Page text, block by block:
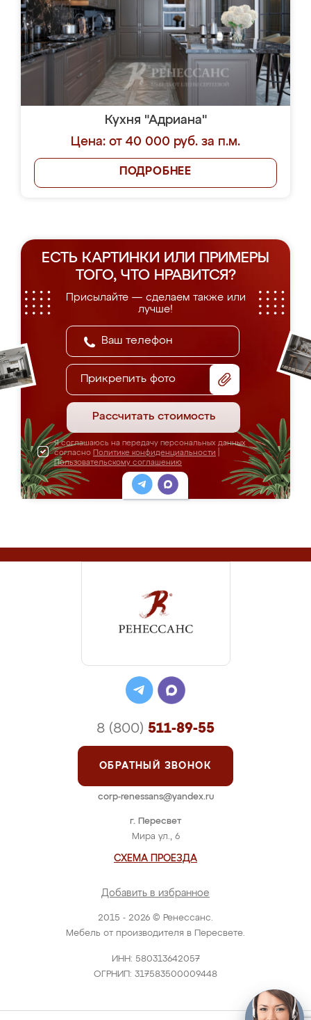
Кухня "Адриана"
Цена: от 40 000 руб. за п.м.
ПОДРОБНЕЕ
ЕСТЬ КАРТИНКИ ИЛИ ПРИМЕРЫ
ТОГО, ЧТО НРАВИТСЯ?
Присылайте — сделаем также или
лучше!
Прикрепить фото
Рассчитать стоимость
Я соглашаюсь на передачу персональных данных
согласно Политике конфиденциальности
Пользовательскому соглашению
2015 - 2026 © Ренессанс.
Мебель от производителя в Пересвете.
ИНН: 580313642057
ОГРНИП: 317583500009448
г. Пересвет
Мира ул., 6
СХЕМА ПРОЕЗДА
Добавить в избранное
8 (800) 511-89-55
ОБРАТНЫЙ ЗВОНОК
corp-renessans@yandex.ru